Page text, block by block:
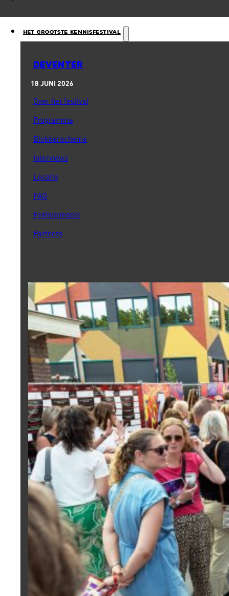
Het Grootste Kennisfestival
DEVENTER
18 JUNI 2026
Over het festival
Programma
Blokkenschema
Interviews
Locatie
FAQ
Festivalregels
Partners